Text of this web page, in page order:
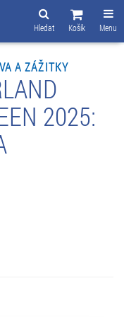
Menu
Košík
Hledat
A ZÁŽITKY
2025: